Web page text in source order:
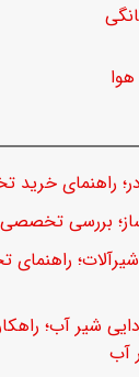
راهنمای خرید
بررسی تخصصی
شیر آب؛
آب